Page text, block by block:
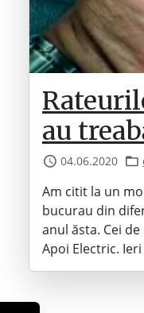
au
04.06.2020
Am citit la un
bucurau din
anul ăsta. Cei
Apoi Electric.